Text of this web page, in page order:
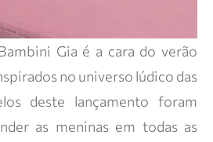
Gia é a cara do verão
no universo lúdico das
deste lançamento foram
as meninas em todas as